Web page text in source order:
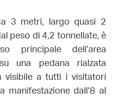
3 metri, largo quasi 2
peso di 4,2 tonnellate, è
principale dell’area
una pedana rialzata
visibile a tutti i visitatori
manifestazione dall’8 al